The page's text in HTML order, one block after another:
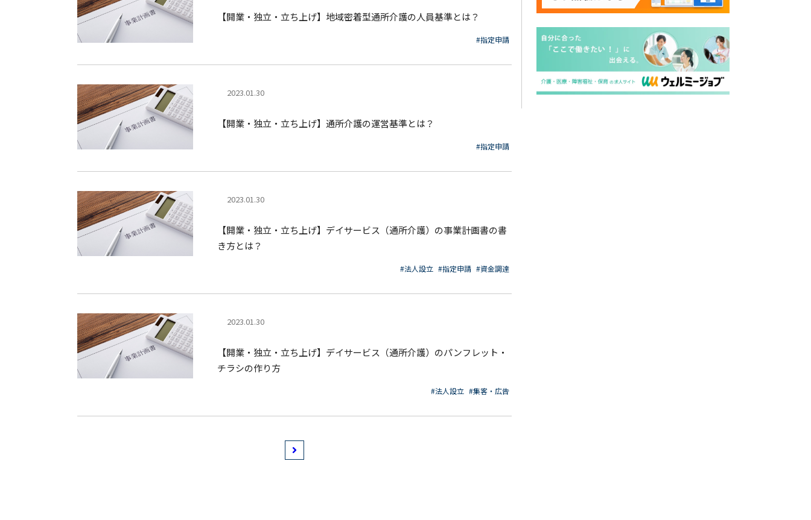
【開業・独立・立ち上げ】地域密着型通所介護の人員基準とは？
#指定申請
2023.01.30
【開業・独立・立ち上げ】通所介護の運営基準とは？
#指定申請
2023.01.30
【開業・独立・立ち上げ】デイサービス（通所介護）の事業計画書の書
き方とは？
#法人設立 #指定申請 #資金調達
2023.01.30
【開業・独立・立ち上げ】デイサービス（通所介護）のパンフレット・
チラシの作り方
#法人設立 #集客・広告